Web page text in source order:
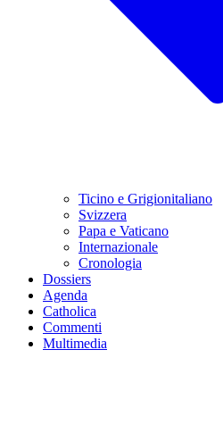
Ticino e Grigionitaliano
Svizzera
Papa e Vaticano
Internazionale
Cronologia
Dossiers
Agenda
Catholica
Commenti
Multimedia